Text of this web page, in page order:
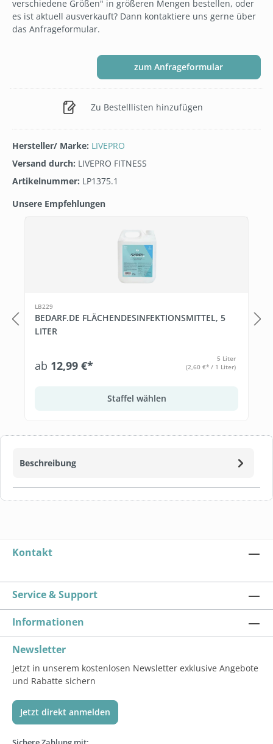
Beschreibung
verschiedene Größen" in größeren Mengen bestellen, oder
es ist aktuell ausverkauft? Dann kontaktiere uns gerne über
das Anfrageformular.
zum Anfrageformular
Zu Bestelllisten hinzufügen
Hersteller/ Marke: LIVEPRO
Versand durch: LIVEPRO FITNESS
Artikelnummer: LP1375.1
Unsere Empfehlungen
LB229
BEDARF.DE FLÄCHENDESINFEKTIONSMITTEL, 5
LITER
ab 12,99 €*
5 Liter
(2,60 €* / 1 Liter)
Staffel wählen
Kontakt
Service & Support
Informationen
Newsletter
Jetzt in unserem kostenlosen Newsletter exklusive Angebote
und Rabatte sichern
Jetzt direkt anmelden